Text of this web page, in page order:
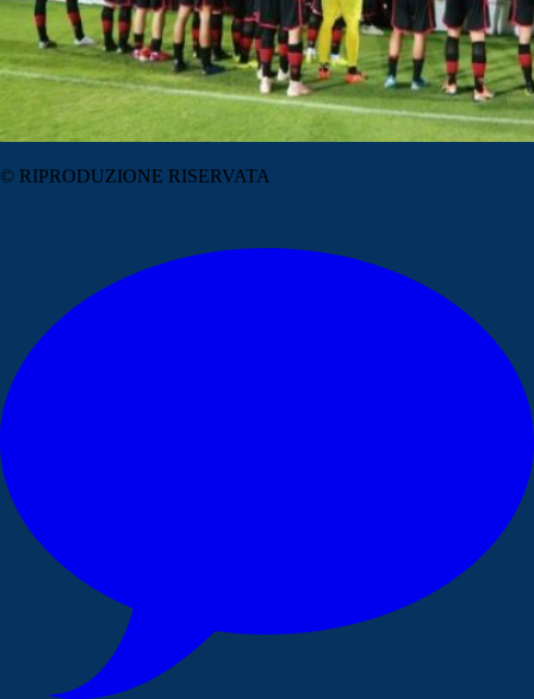
© RIPRODUZIONE RISERVATA